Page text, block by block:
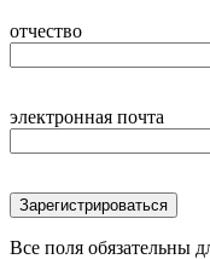
отчество
электронная почта
Зарегистрироваться
Все поля обязательны